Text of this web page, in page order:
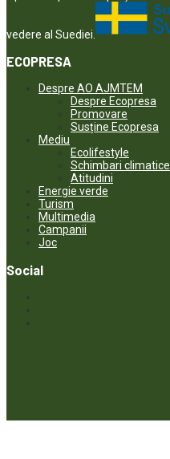
vedere al Suediei.
ECOPRESA
Despre AO AJMTEM
Despre Ecopresa
Promovare
Susține Ecopresa
Mediu
Ecolifestyle
Schimbari climatice
Atitudini
Energie verde
Turism
Multimedia
Campanii
Joc
Social